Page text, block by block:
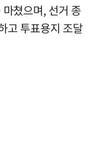
쳤으며, 선거 종
고 투표용지 조달